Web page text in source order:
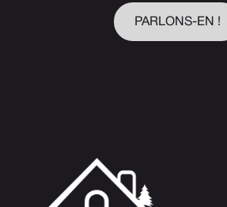
PARLONS-EN !